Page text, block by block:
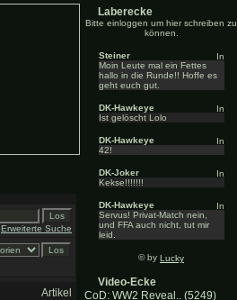
Erweiterte Suche
Artikel
Laberecke
Bitte einloggen um hier schreiben zu
können.
Steiner
Moin Leute mal ein Fettes
hallo in die Runde!! Hoffe es
geht euch gut.
DK-Hawkeye
Ist gelöscht Lolo
DK-Hawkeye
42!
DK-Joker
Kekse!!!!!!!
DK-Hawkeye
Servus! Privat-Match nein,
und FFA auch nicht, tut mir
leid.
© by Lucky
Video-Ecke
CoD: WW2 Reveal.. (5249)